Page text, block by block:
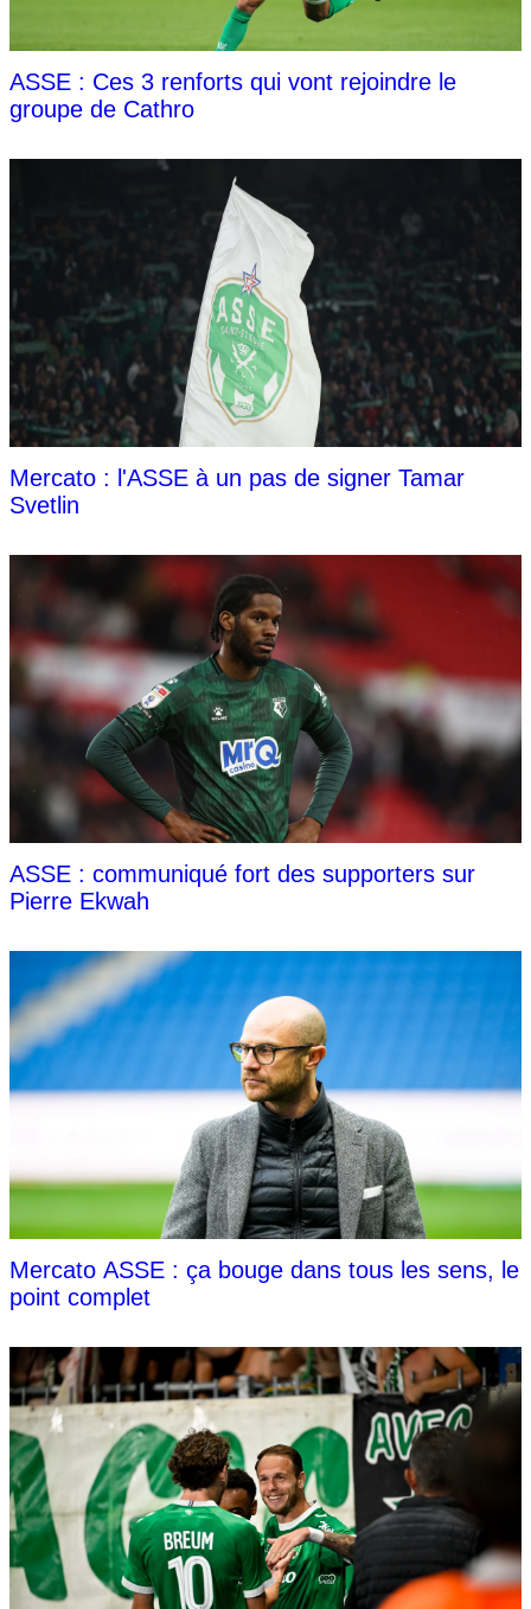
ASSE : Ces 3 renforts qui vont rejoindre le
groupe de Cathro
Mercato : l'ASSE à un pas de signer Tamar
Svetlin
ASSE : communiqué fort des supporters sur
Pierre Ekwah
Mercato ASSE : ça bouge dans tous les sens, le
point complet